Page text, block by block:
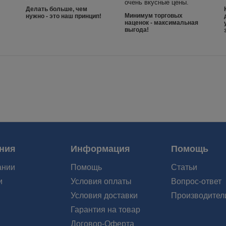
Делать больше, чем
нужно - это наш принцип!
очень вкусные цены.
Минимум торговых
наценок - максимальная
выгода!
Информация Помощь
Помощь
Условия оплаты
Условия доставки
Гарантия на товар
Договор-Оферта
Статьи
Вопрос-ответ